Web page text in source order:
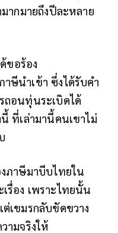
มากมายถึงปีละหลาย
ขอร้อง
ษีนำเข้า ซึ่งได้รับคำ
ถอนทุ่นระเบิดได้
ที่เล่ามานี้คนเขาไม่
ภาษีมาบีบไทยใน
รื่อง เพราะไทยนั้น
ต่เขมรกลับขัดขวาง
ามจริงให้